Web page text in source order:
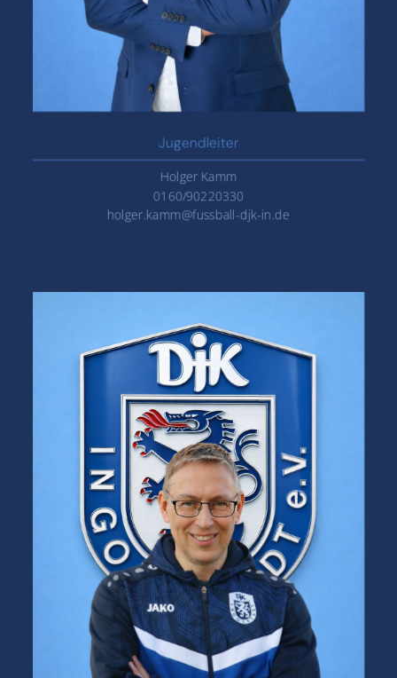
‌Jugendleiter
Holger Kamm
0160/90220330
holger.kamm@fussball-djk-in.de